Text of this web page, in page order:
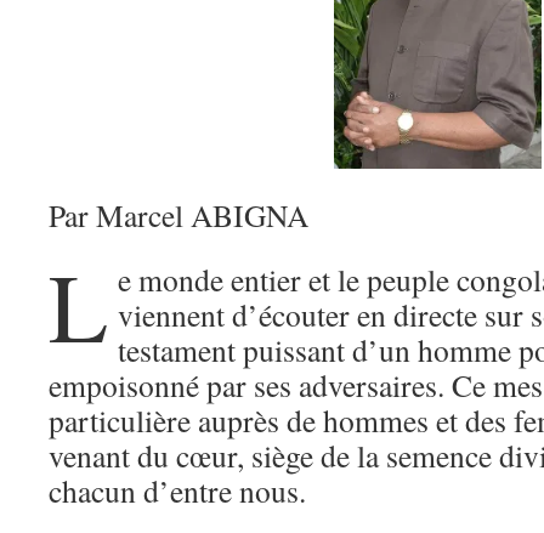
Par Marcel ABIGNA
L e monde entier et le peuple
viennent d’écouter en directe sur
testament puissant d’un homme
empoisonné par ses adversaires. Ce
particulière auprès de hommes et des
venant du cœur, siège de la semence
chacun d’entre nous.